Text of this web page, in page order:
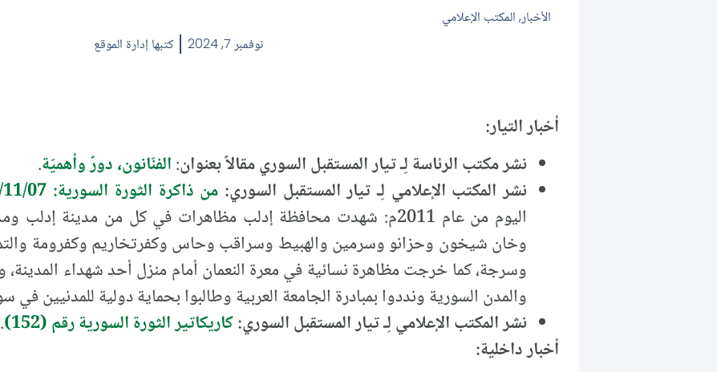
الأخبار, المكتب الإعلامي
نوفمبر 7, 2024
كتبها إدارة الموقع
أخبار التيار:
نشر مكتب الرئاسة لِـ تيار المستقبل السوري مقالاً بعنوان:الفنّانون، دورٌ وأهميّة.
نشر المكتب الإعلامي لِـ تيار المستقبل السوري: من ذاكرة الثورة السورية: 2011/11/07
اليوم من عام 2011م: شهدت محافظة إدلب مظاهرات في كل من مدينة
وخان شيخون وحزانو وسرمين والهبيط وسراقب وحاس وكفرتخاريم وكفرومة
وسرجة، كما خرجت مظاهرة نسائية في معرة النعمان أمام منزل أحد شهداء
والمدن السورية ونددوا بمبادرة الجامعة العربية وطالبوا بحماية دولية للمدنيين في
نشر المكتب الإعلامي لِـ تيار المستقبل السوري:كاريكاتير الثورة السورية رقم (152)
.
أخبار داخلية: